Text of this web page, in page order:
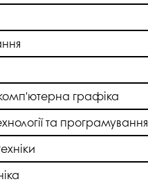
графіка
та програмування